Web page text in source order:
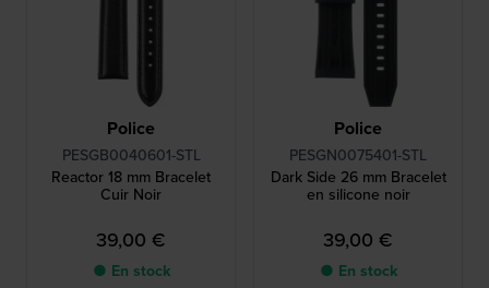
Police
PESGB0040601-STL
Reactor 18 mm Bracelet
Cuir Noir
39,00 €
● En stock
Police
PESGN0075401-STL
Dark Side 26 mm Bracelet
en silicone noir
39,00 €
● En stock